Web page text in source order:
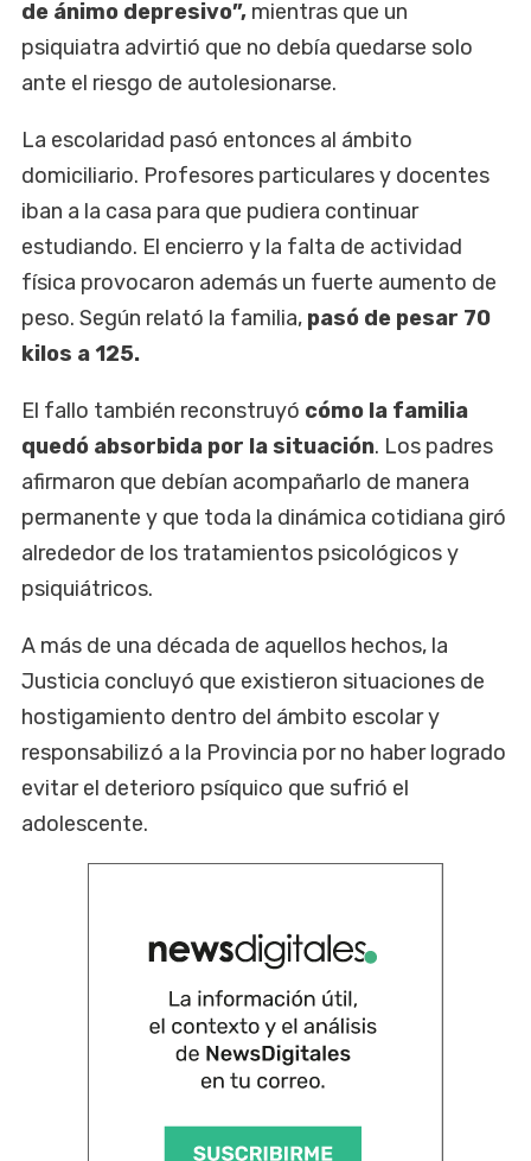
de ánimo depresivo”, mientras que un
psiquiatra advirtió que no debía quedarse solo
ante el riesgo de autolesionarse.
La escolaridad pasó entonces al ámbito
domiciliario. Profesores particulares y docentes
iban a la casa para que pudiera continuar
estudiando. El encierro y la falta de actividad
física provocaron además un fuerte aumento de
peso. Según relató la familia, pasó de pesar 70
kilos a 125.
El fallo también reconstruyó cómo la familia
quedó absorbida por la situación. Los padres
afirmaron que debían acompañarlo de manera
permanente y que toda la dinámica cotidiana giró
alrededor de los tratamientos psicológicos y
psiquiátricos.
A más de una década de aquellos hechos, la
Justicia concluyó que existieron situaciones de
hostigamiento dentro del ámbito escolar y
responsabilizó a la Provincia por no haber logrado
evitar el deterioro psíquico que sufrió el
adolescente.